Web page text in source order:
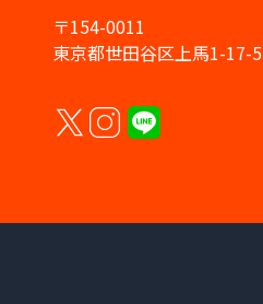
〒154-0011
東京都世田谷区上馬1-17-5